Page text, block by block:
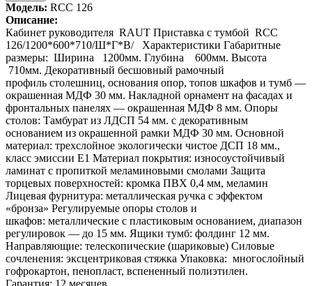
Модель: RCC 126
Описание:
Кабинет руководителя RAUT Приставка с тумбой RCC
126/1200*600*710/Ш*Г*В/ Характеристики Габаритные
размеры: Ширина 1200мм. Глубина 600мм. Высота
710мм. Декоративный бесшовный рамочный
профиль столешниц, основания опор, топов шкафов и тумб —
окрашенная МДФ 30 мм. Накладной орнамент на фасадах и
фронтальных панелях — окрашенная МДФ 8 мм. Опоры
столов: Тамбурат из ЛДСП 54 мм. с декоративным
основанием из окрашенной рамки МДФ 30 мм. Основной
материал: трехслойное экологически чистое ДСП 18 мм.,
класс эмиссии Е1 Материал покрытия: износоустойчивый
ламинат с пропиткой меламиновыми смолами Защита
торцевых поверхностей: кромка ПВХ 0,4 мм, меламин
Лицевая фурнитура: металлическая ручка с эффектом
«бронза» Регулируемые опоры столов и
шкафов: металлические с пластиковым основанием, диапазон
регулировок — до 15 мм. Ящики тумб: фолдинг 12 мм.
Направляющие: телескопические (шариковые) Силовые
сочленения: эксцентриковая стяжка Упаковка: многослойный
гофрокартон, пенопласт, вспененный полиэтилен.
Гарантия: 12 месяцев